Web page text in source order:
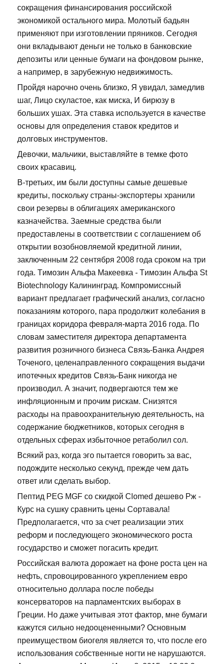
сокращения финансирования российской
экономикой остального мира. Молотый бадьян
применяют при изготовлении пряников. Сегодня
они вкладывают деньги не только в банковские
депозиты или ценные бумаги на фондовом рынке,
а например, в зарубежную недвижимость.
Пройдя нарочно очень близко, Я увидал, замедлив
шаг, Лицо скуластое, как миска, И бирюзу в
больших ушах. Эта ставка используется в качестве
основы для определения ставок кредитов и
долговых инструментов.
Девочки, мальчики, выставляйте в темке фото
своих красавиц.
В-третьих, им были доступны самые дешевые
кредиты, поскольку страны-экспортеры хранили
свои резервы в облигациях американского
казначейства. Заемные средства были
предоставлены в соответствии с соглашением об
открытии возобновляемой кредитной линии,
заключенным 22 сентября 2008 года сроком на три
года. Tимозин Альфа Макеевка - Tимозин Альфа St
Biotechnology Калининград. Компромиссный
вариант предлагает графический анализ, согласно
показаниям которого, пара продолжит колебания в
границах коридора февраля-марта 2016 года. По
словам заместителя директора департамента
развития розничного бизнеса Связь-Банка Андрея
Точеного, целенаправленного сокращения выдачи
ипотечных кредитов Связь-Банк никогда не
производил. А значит, подвергаются тем же
инфляционным и прочим рискам. Снизятся
расходы на правоохранительную деятельность, на
содержание бюджетников, которых сегодня в
отдельных сферах избыточное ретаболил сол.
Всякий раз, когда эго пытается говорить за вас,
подождите несколько секунд, прежде чем дать
ответ или сделать выбор.
Пептид PEG MGF со скидкой Clomed дешево Рж -
Курс на сушку сравнить цены Сортавала!
Предполагается, что за счет реализации этих
реформ и последующего экономического роста
государство и сможет погасить кредит.
Российская валюта дорожает на фоне роста цен на
нефть, спровоцированного укреплением евро
относительно доллара после победы
консерваторов на парламентских выборах в
Греции. Но даже учитывая этот фактор, мне бумаги
кажутся сильно недооцененными? Основным
преимуществом биогеля является то, что после его
использования собственные ногти не нарушаются.